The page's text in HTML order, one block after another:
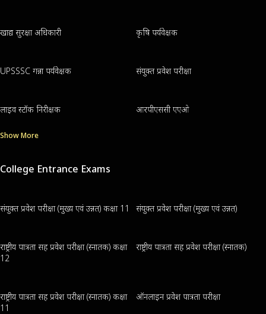
खाद्य सुरक्षा अधिकारी कृषि पर्यवेक्षक
UPSSSC गन्ना पर्यवेक्षक संयुक्त प्रवेश परीक्षा
लाइव स्टॉक निरीक्षक आरपीएससी एएओ
Show More
College Entrance Exams
संयुक्त प्रवेश परीक्षा (मुख्य एवं उन्नत) कक्षा 11 संयुक्त प्रवेश परीक्षा (मुख्य एवं उन्नत)
राष्ट्रीय पात्रता सह प्रवेश परीक्षा (स्नातक) कक्षा
12
राष्ट्रीय पात्रता सह प्रवेश परीक्षा (स्नातक)
राष्ट्रीय पात्रता सह प्रवेश परीक्षा (स्नातक) कक्षा
11
ऑनलाइन प्रवेश पात्रता परीक्षा